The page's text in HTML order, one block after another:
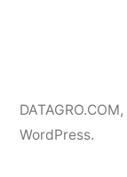
DATAGRO.COM,
WordPress.